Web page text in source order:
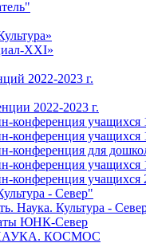
XXI»
2022-2023 г.
2022-2023 г.
конференция
конференция учащихся
конференция для
конференция учащихся
конференция учащихся
- Север"
Наука. Культура -
ЮНК-Север
КОСМОС